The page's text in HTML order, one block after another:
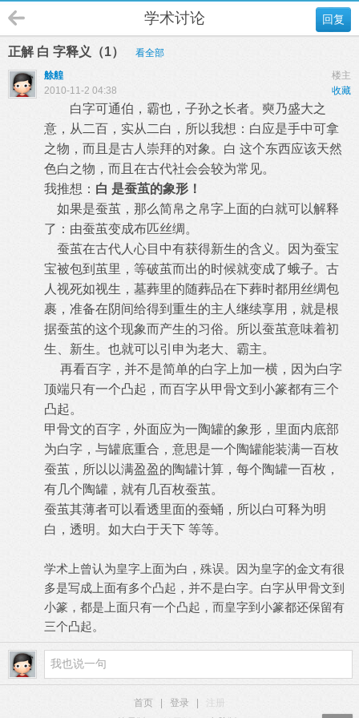
回复
学术讨论
正解 白 字释义（1）
看全部
楼主
艅艎
收藏
2010-11-2 04:38
白字可通伯，霸也，子孙之长者。奭乃盛大之
意，从二百，实从二白，所以我想：白应是手中可拿
之物，而且是古人崇拜的对象。白 这个东西应该天然
色白之物，而且在古代社会会较为常见。
我推想： 白 是蚕茧的象形！
如果是蚕茧，那么简帛之帛字上面的白就可以解释
了：由蚕茧变成布匹丝绸。
蚕茧在古代人心目中有获得新生的含义。因为蚕宝
宝被包到茧里，等破茧而出的时候就变成了蛾子。古
人视死如视生，墓葬里的随葬品在下葬时都用丝绸包
裹，准备在阴间给得到重生的主人继续享用，就是根
据蚕茧的这个现象而产生的习俗。所以蚕茧意味着初
生、新生。也就可以引申为老大、霸主。
再看百字，并不是简单的白字上加一横，因为白字
顶端只有一个凸起，而百字从甲骨文到小篆都有三个
凸起。
甲骨文的百字，外面应为一陶罐的象形，里面内底部
为白字，与罐底重合，意思是一个陶罐能装满一百枚
蚕茧，所以以满盈盈的陶罐计算，每个陶罐一百枚，
有几个陶罐，就有几百枚蚕茧。
蚕茧其薄者可以看透里面的蚕蛹，所以白可释为明
白，透明。如大白于天下 等等。
学术上曾认为皇字上面为白，殊误。因为皇字的金文有很
多是写成上面有多个凸起，并不是白字。白字从甲骨文到
小篆，都是上面只有一个凸起，而皇字到小篆都还保留有
三个凸起。
首页 登录
注册